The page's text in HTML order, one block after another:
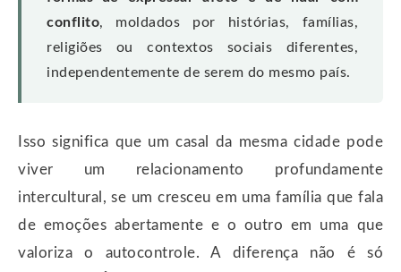
conflito, moldados por histórias, famílias,
religiões ou contextos sociais diferentes,
independentemente de serem do mesmo país.
Isso significa que um casal da mesma cidade pode
viver um relacionamento profundamente
intercultural, se um cresceu em uma família que fala
de emoções abertamente e o outro em uma que
valoriza o autocontrole. A diferença não é só